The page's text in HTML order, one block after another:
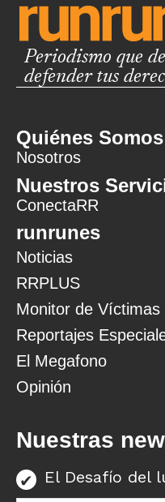
Periodismo que
defender tus
Quiénes Somos
Nosotros
Nuestros
ConectaRR
runrunes
Noticias
RRPLUS
Monitor de Víctimas
Reportajes
El Megafono
Opinión
Nuestras
El Desafío del